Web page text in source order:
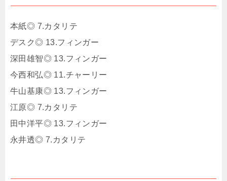
本紙◎ 7.カタリテ
デスク◎ 13.フィンガー
深田雄智◎ 13.フィンガー
今西和弘◎ 11.チャーリー
牛山基康◎ 13.フィンガー
江原◎ 7.カタリテ
田中洋平◎ 13.フィンガー
永井透◎ 7.カタリテ